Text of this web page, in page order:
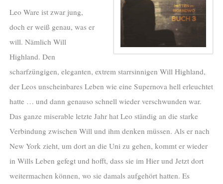
Leo Ware ist zwar jung,
doch er weiß genau, was er
will. Nämlich Will
Highland. Den
scharfzüngigen, eleganten, extrem starrsinnigen Will Highland,
der Leos unscheinbares Leben wie eine Supernova hell erleuchtet
hatte … und dann genauso schnell wieder verschwunden war.
Das ganze miserable letzte Jahr hat Leo ständig an die starke
Verbindung zwischen Will und ihm denken müssen. Als er nach
New York zieht, um dort an die Uni zu gehen, kommt er wieder
in Wills Leben gefegt und hofft, dass sie im Hier und Jetzt dort
weitermachen können, wo sie damals aufgehört hatten. Es